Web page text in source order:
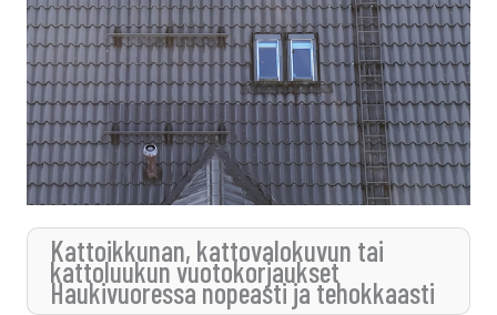
Kattoikkunan, kattovalokuvun tai
kattoluukun vuotokorjaukset
Haukivuoressa nopeasti ja tehokkaasti